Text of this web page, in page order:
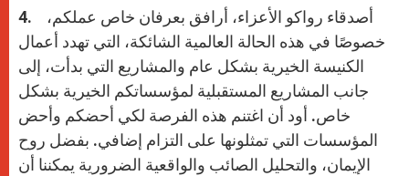
4. أصدقاء رواكو الأعزاء، أرافق بعرفان خاص عملكم،
خصوصًا في هذه الحالة العالمية الشائكة، التي تهدد أعمال
الكنيسة الخيرية بشكل عام والمشاريع التي بدأت، إلى
جانب المشاريع المستقبلية لمؤسساتكم الخيرية بشكل
خاص. أود أن اغتنم هذه الفرصة لكي أحضكم وأحض
المؤسسات التي تمثلونها على التزام إضافي. بفضل روح
الإيمان، والتحليل الصائب والواقعية الضرورية يمكننا أن